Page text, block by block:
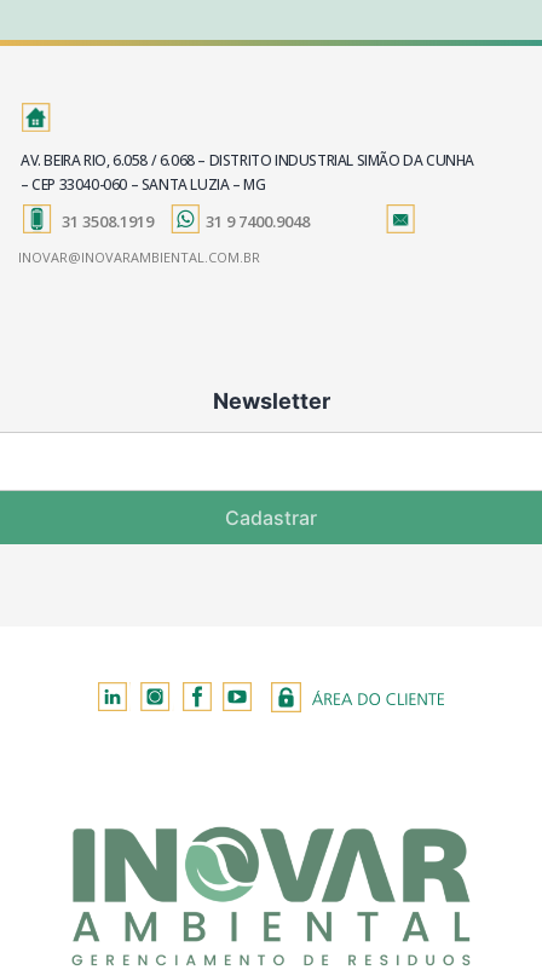
AV. BEIRA RIO, 6.058 / 6.068 – DISTRITO INDUSTRIAL SIMÃO DA CUNHA
– CEP 33040-060 – SANTA LUZIA – MG
31 3508.1919 31 9 7400.9048
INOVAR@INOVARAMBIENTAL.COM.BR
Newsletter
Cadastrar